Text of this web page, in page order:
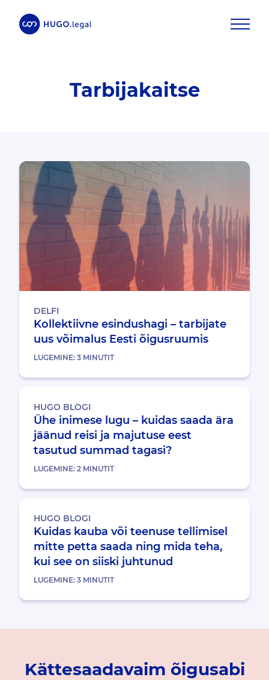
Tarbijakaitse
DELFI
Kollektiivne esindushagi – tarbijate
uus võimalus Eesti õigusruumis
LUGEMINE: 3 MINUTIT
HUGO BLOGI
Ühe inimese lugu – kuidas saada ära
jäänud reisi ja majutuse eest
tasutud summad tagasi?
LUGEMINE: 2 MINUTIT
HUGO BLOGI
Kuidas kauba või teenuse tellimisel
mitte petta saada ning mida teha,
kui see on siiski juhtunud
LUGEMINE: 3 MINUTIT
Kättesaadavaim õigusabi